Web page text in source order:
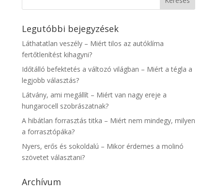
Legutóbbi bejegyzések
Láthatatlan veszély – Miért tilos az autóklíma
fertőtlenítést kihagyni?
Időtálló befektetés a változó világban – Miért a tégla a
legjobb választás?
Látvány, ami megállít – Miért van nagy ereje a
hungarocell szobrászatnak?
A hibátlan forrasztás titka – Miért nem mindegy, milyen
a forrasztópáka?
Nyers, erős és sokoldalú – Mikor érdemes a molinó
szövetet választani?
Archívum